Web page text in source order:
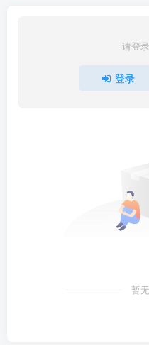
请登
登录
暂